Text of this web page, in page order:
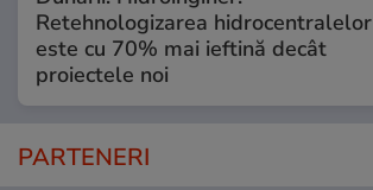
Retehnologizarea hidrocentralelor
este cu 70% mai ieftină decât
proiectele noi
PARTENERI